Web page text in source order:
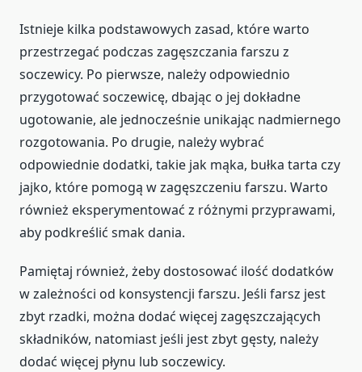
Istnieje kilka podstawowych zasad, które warto
przestrzegać podczas zagęszczania farszu z
soczewicy. Po pierwsze, należy odpowiednio
przygotować soczewicę, dbając o jej dokładne
ugotowanie, ale jednocześnie unikając nadmiernego
rozgotowania. Po drugie, należy wybrać
odpowiednie dodatki, takie jak mąka, bułka tarta czy
jajko, które pomogą w zagęszczeniu farszu. Warto
również eksperymentować z różnymi przyprawami,
aby podkreślić smak dania.
Pamiętaj również, żeby dostosować ilość dodatków
w zależności od konsystencji farszu. Jeśli farsz jest
zbyt rzadki, można dodać więcej zagęszczających
składników, natomiast jeśli jest zbyt gęsty, należy
dodać więcej płynu lub soczewicy.